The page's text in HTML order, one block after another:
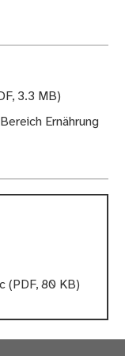
3.3 MB)
Ernährung
(PDF, 80 KB)